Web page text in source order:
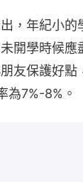
，年紀小的
開學時候應
友保護好點
為7%-8%。